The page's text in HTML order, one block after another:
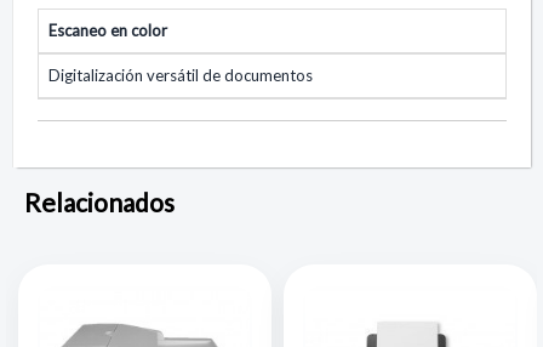
Escaneo en color
Digitalización versátil de documentos
Relacionados